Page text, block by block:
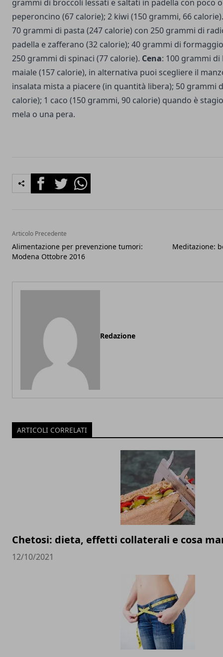
grammi di broccoli lessati e saltati in padella con poco
peperoncino (67 calorie); 2 kiwi (150 grammi, 66
70 grammi di pasta (247 calorie) con 250 grammi di
padella e zafferano (32 calorie); 40 grammi di
250 grammi di spinaci (77 calorie). Cena: 100 grammi
maiale (157 calorie), in alternativa puoi scegliere il
insalata mista a piacere (in quantità libera); 50 grammi
calorie); 1 caco (150 grammi, 90 calorie) quando è
mela o una pera.
FacebookTwitterWhatsapp
Articolo Precedente
Alimentazione per prevenzione tumori:
Modena Ottobre 2016
Meditazione:
Redazione
ARTICOLI CORRELATI
Chetosi: dieta, effetti collaterali e cosa
12/10/2021